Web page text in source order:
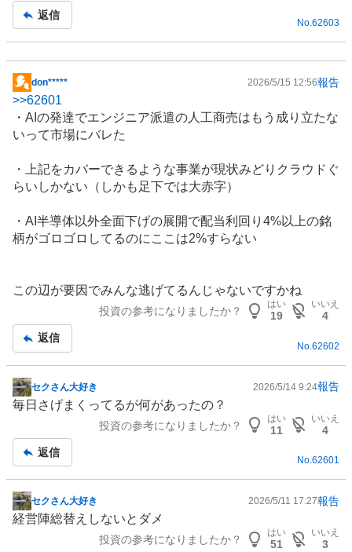
事
返信
No.62603
掲
示
記
don***** 2026/5/15 12:56報告
>>62601
・AIの発達でエンジニア派遣の人工商売はもう成り立たな
いって市場にバレた
・上記をカバーできるような事業が現状みどりクラウドぐ
らいしかない（しかも足下では大赤字）
・AI 半導体以外全面下げの展開で配当利回り4%以上の銘
柄がゴロゴロしてるのにここは2%すらない
この辺が要因でみんな逃げてるんじゃないですかね
投資の参考になりましたか？
はい
19
いいえ
4
返信
No. 62602
掲
示
事
セクさん大好き 2026/5/14 9:24報告
毎日さげまくってるが何があったの？
投資の参考になりましたか？
はい
11
いいえ
4
返信
No.62601
掲
示
セクさん大好き 2026/5/11 17:27報告
経営陣総替えしないとダメ
投資の参考になりましたか？
はい
51
いいえ
3